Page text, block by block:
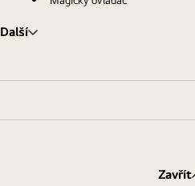
Další
Zavřít